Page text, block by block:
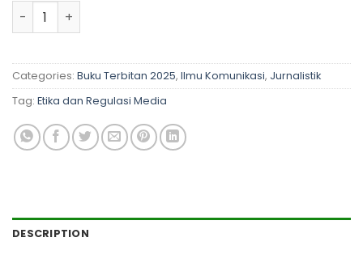
ETIKA DAN REGULASI MEDIA quantity
Categories: Buku Terbitan 2025, Ilmu Komunikasi, Jurnalistik
Tag: Etika dan Regulasi Media
DESCRIPTION